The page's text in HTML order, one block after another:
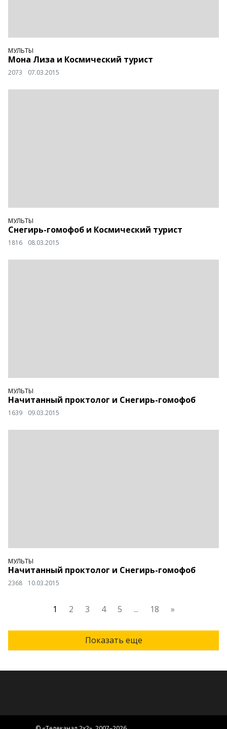
МУЛЬТЫ
Мона Лиза и Космический турист
2073 07.03.2015
МУЛЬТЫ
Снегирь-гомофоб и Космический турист
1816 08.03.2015
МУЛЬТЫ
Начитанный проктолог и Снегирь-гомофоб
1639 09.03.2015
МУЛЬТЫ
Начитанный проктолог и Снегирь-гомофоб
2368 10.03.2015
1 2 3 4 5 ... 18 »
Показать еще